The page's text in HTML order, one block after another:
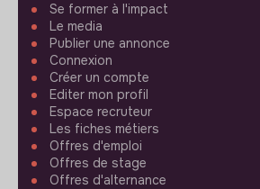
Se former à l'impact
Le media
Publier une annonce
Connexion
Créer un compte
Editer mon profil
Espace recruteur
Les fiches métiers
Offres d'emploi
Offres de stage
Offres d'alternance